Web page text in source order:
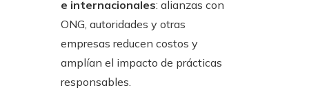
e internacionales: alianzas con
ONG, autoridades y otras
empresas reducen costos y
amplían el impacto de prácticas
responsables.